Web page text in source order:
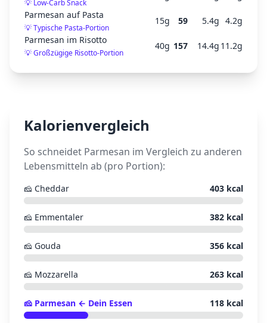
💡 Low-Carb Snack
Parmesan auf Pasta
💡Typische Pasta-Portion
15g 59 5.4g 4.2g
Parmesan im Risotto
💡Großzügige Risotto-Portion
40g 157 14.4g 11.2g
Kalorienvergleich
So schneidet Parmesan im Vergleich zu anderen
Lebensmitteln ab (pro Portion):
🧀 Cheddar 403 kcal
🧀 Emmentaler 382 kcal
🧀 Gouda 356 kcal
🧀 Mozzarella 263 kcal
🧀 Parmesan ← Dein Essen 118 kcal